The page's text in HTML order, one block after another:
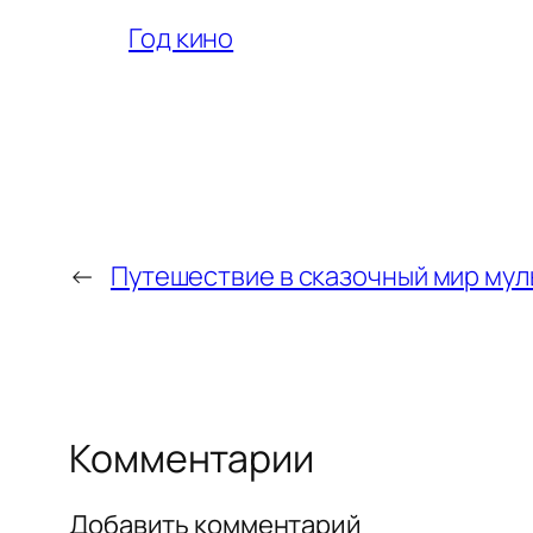
Год кино
← Путешествие в сказочный мир
Комментарии
Добавить комментарий